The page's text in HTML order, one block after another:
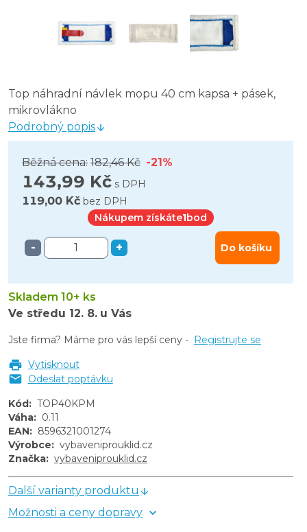
Top náhradní návlek mopu 40 cm kapsa + pásek,
mikrovlákno
Podrobný popis
Běžná cena: 182,46 Kč -21%
143,99 Kč s DPH
119,00 Kč bez DPH
Nákupem získáte1bod
- + Do košíku
Skladem 10+ ks
Ve středu 12. 8. u Vás
Jste firma? Máme pro vás lepší ceny - Registrujte se
Vytisknout
Odeslat poptávku
Kód : TOP40KPM
Váha: 0.11
EAN: 8596321001274
Výrobce: vybaveniprouklid.cz
Značka: vybaveniprouklid.cz
Další varianty produktu
Možnosti a ceny dopravy